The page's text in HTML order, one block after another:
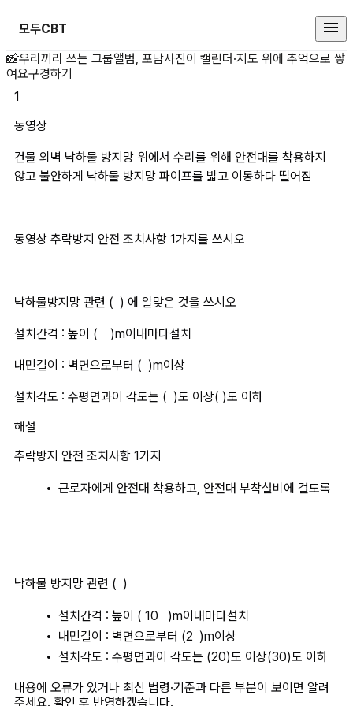
모두CBT
동영상건물 외벽 낙하물 방지망 위
📸우리끼리 쓰는 그룹앨범, 포담사진이 캘린더·지도 위에 추억으로 쌓
여요구경하기
1
동영상
건물 외벽 낙하물 방지망 위에서 수리를 위해 안전대를 착용하지
않고 불안하게 낙하물 방지망 파이프를 밟고 이동하다 떨어짐
동영상 추락방지 안전 조치사항 1가지를 쓰시오
낙하물방지망 관련 (  ) 에 알맞은 것을 쓰시오
설치간격 : 높이 (    )m이내마다설치
내민길이 : 벽면으로부터 (  )m이상
설치각도 : 수평면과이 각도는 (  )도 이상( )도 이하
해설
추락방지 안전 조치사항 1가지
근로자에게 안전대 착용하고, 안전대 부착설비에 걸도록
낙하물 방지망 관련 (  )
설치간격 : 높이 ( 10   )m이내마다설치
내민길이 : 벽면으로부터 (2  )m이상
설치각도 : 수평면과이 각도는 (20)도 이상(30)도 이하
내용에 오류가 있거나 최신 법령·기준과 다른 부분이 보이면 알려
주세요. 확인 후 반영하겠습니다.